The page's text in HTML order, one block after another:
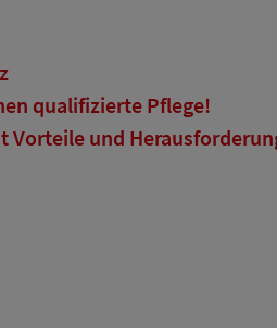
qualifizierte Pflege!
Vorteile und